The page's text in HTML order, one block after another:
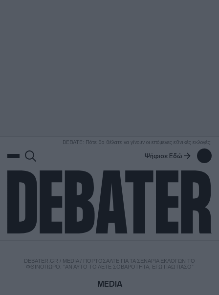
DEBATE: Πότε θα θέλατε να γίνουν οι επόμενες εθνικές εκλογές;
Ψήφισε Εδώ
DEBATER.GR / MEDIA/ ΠΟΡΤΟΣΆΛΤΕ ΓΙΑ ΤΑ ΣΕΝΆΡΙΑ ΕΚΛΟΓΏΝ ΤΟ
ΦΘΙΝΌΠΩΡΟ: “ΑΝ ΑΥΤΌ ΤΟ ΛΈΤΕ ΣΟΒΑΡΌΤΗΤΑ, ΕΓΏ ΠΆΩ ΠΆΣΟ”
MEDIA